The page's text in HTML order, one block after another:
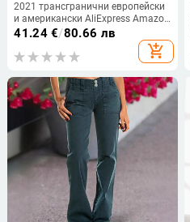
2021 трансгранични европейски
и американски AliExpress Amazon
дамски дънки изпрани с дупки
клинове тип молив панталони
дамски памучни
41.24€/80.66 лв
add_shopping_cart